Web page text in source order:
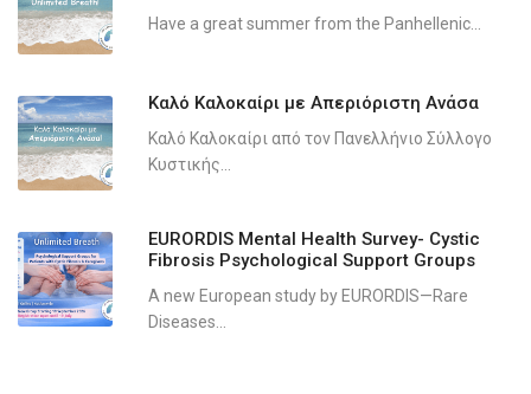
Have a great summer from the Panhellenic...
Καλό Καλοκαίρι με Απεριόριστη Ανάσα
Καλό Καλοκαίρι από τον Πανελλήνιο Σύλλογο
Κυστικής...
EURORDIS Mental Health Survey- Cystic
Fibrosis Psychological Support Groups
A new European study by EURORDIS—Rare
Diseases...